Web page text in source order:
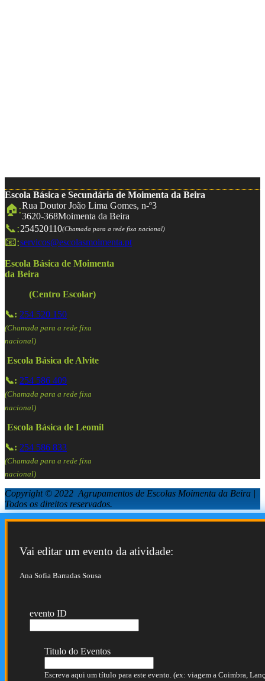
Escola Básica e Secundária de Moimenta da Beira
🏠:Rua Doutor João Lima Gomes, n-º3
3620-368Moimenta da Beira
📞:254520110(Chamada para a rede fixa nacional)
📧:servicos@escolasmoimenta.pt
Escola Básica de Moimenta
da Beira
(Centro Escolar)
📞: 254 520 150
(Chamada para a rede fixa
nacional)
Escola Básica de Alvite
📞: 254 586 409
(Chamada para a rede fixa
nacional)
Escola Básica de Leomil
📞: 254 586 833
(Chamada para a rede fixa
nacional)
Copyright © 2022 Agrupamentos de Escolas Moimenta da Beira |
Todos os direitos reservados.
Vai editar um evento da atividade:
Ana Sofia Barradas Sousa
evento ID
Titulo do Eventos
Escreva aqui um título para este evento. (ex: viagem a Coimbra,